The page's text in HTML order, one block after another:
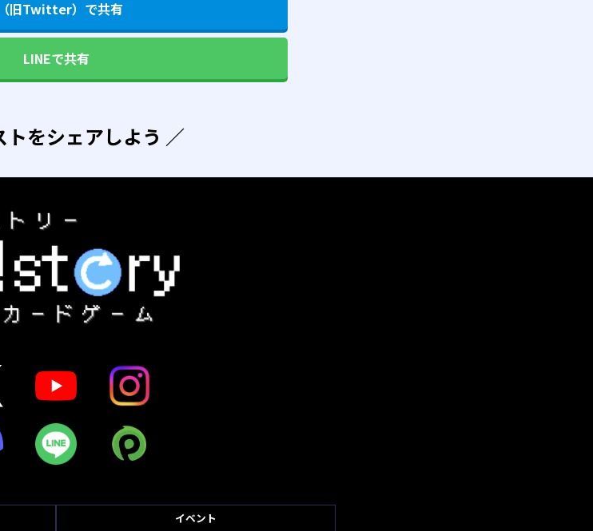
旧Twitter）で共有
LINEで共有
トをシェアしよう ／
イベント